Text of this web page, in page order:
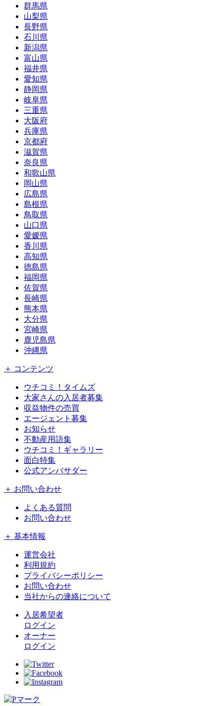
群馬県
山梨県
長野県
石川県
新潟県
富山県
福井県
愛知県
静岡県
岐阜県
三重県
大阪府
兵庫県
京都府
滋賀県
奈良県
和歌山県
岡山県
広島県
島根県
鳥取県
山口県
愛媛県
香川県
高知県
徳島県
福岡県
佐賀県
長崎県
熊本県
大分県
宮崎県
鹿児島県
沖縄県
＋ コンテンツ
ウチコミ！タイムズ
大家さんの入居者募集
収益物件の売買
エージェント募集
お知らせ
不動産用語集
ウチコミ！ギャラリー
面白特集
公式アンバサダー
＋ お問い合わせ
よくある質問
お問い合わせ
＋ 基本情報
運営会社
利用規約
プライバシーポリシー
お問い合わせ
当社からの連絡について
入居希望者
ログイン
オーナー
ログイン